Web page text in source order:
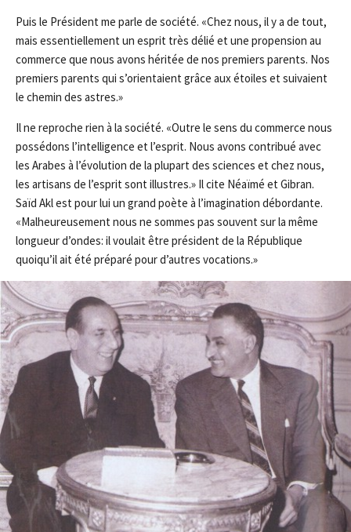
Puis le Président me parle de société. «Chez nous, il y a de tout,
mais essentiellement un esprit très délié et une propension au
commerce que nous avons héritée de nos premiers parents. Nos
premiers parents qui s’orientaient grâce aux étoiles et suivaient
le chemin des astres.»
Il ne reproche rien à la société. «Outre le sens du commerce nous
possédons l’intelligence et l’esprit. Nous avons contribué avec
les Arabes à l’évolution de la plupart des sciences et chez nous,
les artisans de l’esprit sont illustres.» Il cite Néaïmé et Gibran.
Saïd Akl est pour lui un grand poète à l’imagination débordante.
«Malheureusement nous ne sommes pas souvent sur la même
longueur d’ondes: il voulait être président de la République
quoiqu’il ait été préparé pour d’autres vocations.»